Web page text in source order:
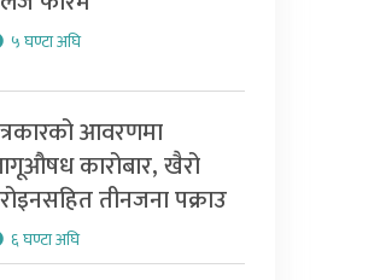
५ घण्टा अघि
आवरणमा
कारोबार, खैरो
तीनजना पक्राउ
६ घण्टा अघि